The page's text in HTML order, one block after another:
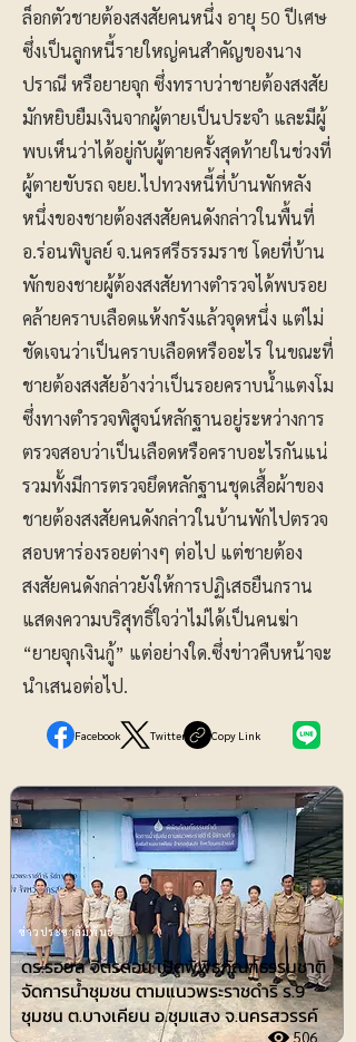
ล็อกตัวชายต้องสงสัยคนหนึ่ง อายุ 50 ปีเศษ
ซึ่งเป็นลูกหนี้รายใหญ่คนสำคัญของนาง
ปราณี หรือยายจุก ซึ่งทราบว่าชายต้องสงสัย
มักหยิบยืมเงินจากผู้ตายเป็นประจำ และมีผู้
พบเห็นว่าได้อยู่กับผู้ตายครั้งสุดท้ายในช่วงที่
ผู้ตายขับรถ จยย.ไปทวงหนี้ที่บ้านพักหลัง
หนึ่งของชายต้องสงสัยคนดังกล่าวในพื้นที่
อ.ร่อนพิบูลย์ จ.นครศรีธรรมราช โดยที่บ้าน
พักของชายผู้ต้องสงสัยทางตำรวจได้พบรอย
คล้ายคราบเลือดแห้งกรังแล้วจุดหนึ่ง แต่ไม่
ชัดเจนว่าเป็นคราบเลือดหรืออะไร ในขณะที่
ชายต้องสงสัยอ้างว่าเป็นรอยคราบน้ำแตงโม
ซึ่งทางตำรวจพิสูจน์หลักฐานอยู่ระหว่างการ
ตรวจสอบว่าเป็นเลือดหรือคราบอะไรกันแน่
รวมทั้งมีการตรวจยึดหลักฐานชุดเสื้อผ้าของ
ชายต้องสงสัยคนดังกล่าวในบ้านพักไปตรวจ
สอบหาร่องรอยต่างๆ ต่อไป แต่ชายต้อง
สงสัยคนดังกล่าวยังให้การปฏิเสธยืนกราน
แสดงความบริสุทธิ์ใจว่าไม่ได้เป็นคนฆ่า
“ยายจุกเงินกู้” แต่อย่างใด.ซึ่งข่าวคืบหน้าจะ
นำเสนอต่อไป.
Facebook Twitter Copy Link
ดร.รอยล จิตรดอน เปิดพิพิธภัณฑ์ธรรมชาติ
จัดการน้ำชุมชน ตามแนวพระราชดำริ ร.9
ชุมชน ต.บางเคียน อ.ชุมแสง จ.นครสวรรค์
506
ข่าวประชาสัมพันธ์